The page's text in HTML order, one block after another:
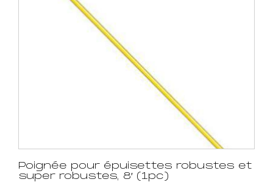
Poignée pour épuisettes robustes et
super robustes, 8′ (1pc)